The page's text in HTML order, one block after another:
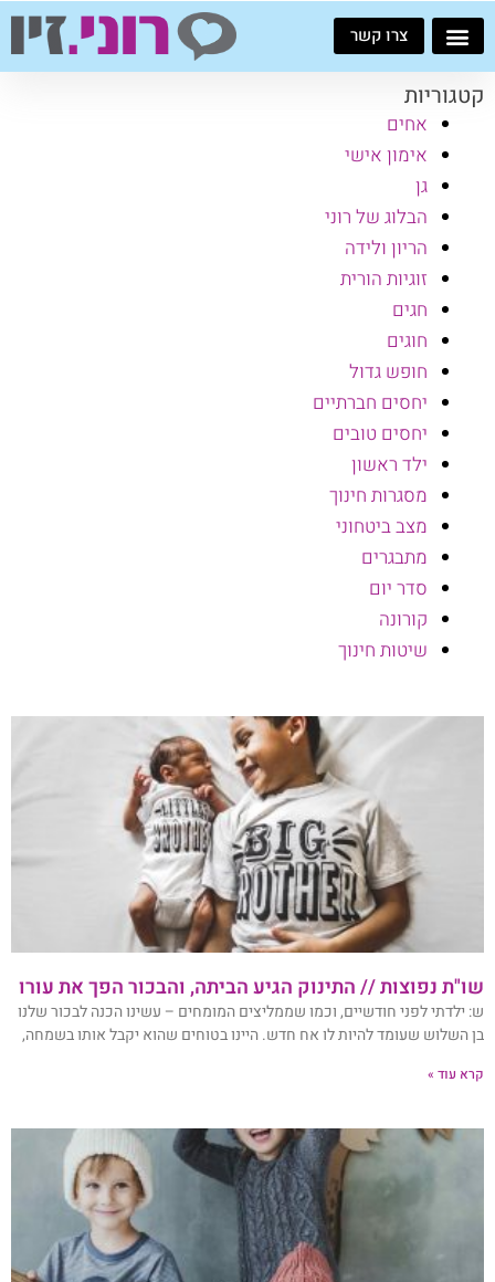
דילוג
לתוכן
צרו קשר
קטגוריות
אחים
אימון אישי
גן
הבלוג של רוני
הריון ולידה
זוגיות הורית
חגים
חוגים
חופש גדול
יחסים חברתיים
יחסים טובים
ילד ראשון
מסגרות חינוך
מצב ביטחוני
מתבגרים
סדר יום
קורונה
שיטות חינוך
שו"ת נפוצות // התינוק הגיע הביתה, והבכור הפך את עורו
ש: ילדתי לפני חודשיים, וכמו שממליצים המומחים – עשינו הכנה לבכור שלנו
בן השלוש שעומד להיות לו אח חדש. היינו בטוחים שהוא יקבל אותו בשמחה,
קרא עוד »